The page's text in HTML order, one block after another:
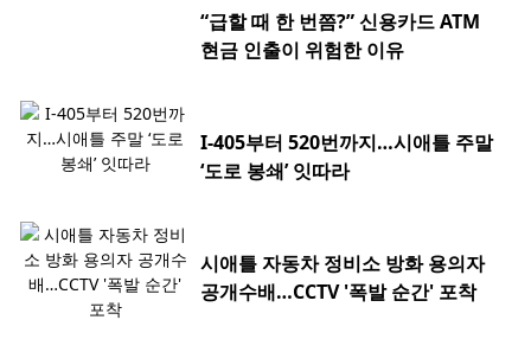
“급할 때 한 번쯤?” 신용카드 ATM
현금 인출이 위험한 이유
I-405부터 520번까지…시애틀 주말
‘도로 봉쇄’ 잇따라
시애틀 자동차 정비소 방화 용의자
공개수배…CCTV '폭발 순간' 포착